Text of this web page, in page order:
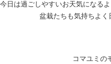
今日は過ごしやすいお天気になるよ
盆栽たちも気持ちよ
コマユミの